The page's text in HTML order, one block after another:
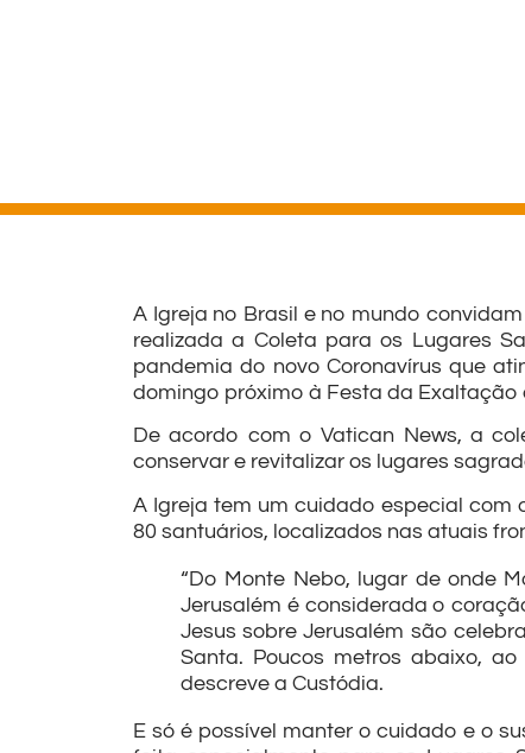
A Igreja no Brasil e no mundo
realizada a Coleta para os Lugares
pandemia do novo Coronavírus que
domingo próximo à Festa da Exaltação
De acordo com o Vatican News, a
conservar e revitalizar os lugares
A Igreja tem um cuidado especial com
80 santuários, localizados nas atuais
“Do Monte Nebo, lugar de onde
Jerusalém é considerada o
Jesus sobre Jerusalém são
Santa. Poucos metros abaixo,
descreve a Custódia.
E só é possível manter o cuidado e o